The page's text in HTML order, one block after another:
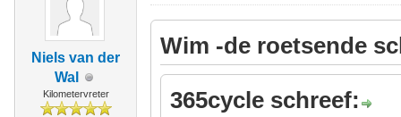
Niels van der
Wal
Kilometervreter
Wim -de roetsende
365cycle schreef: